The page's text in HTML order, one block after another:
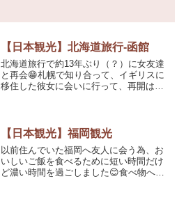
【日本観光】北海道旅行-函館
北海道旅行で約13年ぶり（？）に女友達
と再会😁札幌で知り合って、イギリスに
移住した彼女に会いに行って、再開は彼
【日本観光】福岡観光
以前住んでいた福岡へ友人に会う為、お
いしいご飯を食べるために短い時間だけ
ど濃い時間を過ごしました😊食べ物へお